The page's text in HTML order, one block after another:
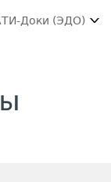
Доки (ЭДО)